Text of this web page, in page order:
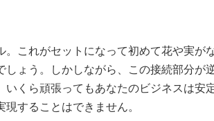
これがセットになって初めて花や実がな
しょう。しかしながら、この接続部分が
いくら頑張ってもあなたのビジネスは安
することはできません。